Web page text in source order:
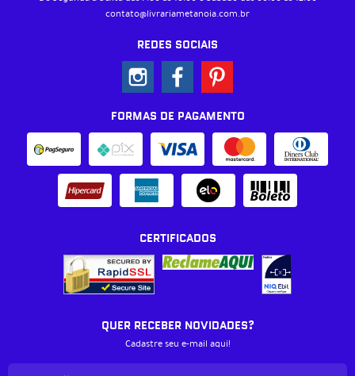
contato@livrariametanoia.com.br
REDES SOCIAIS
FORMAS DE PAGAMENTO
CERTIFICADOS
QUER RECEBER NOVIDADES?
Cadastre seu e-mail aqui!